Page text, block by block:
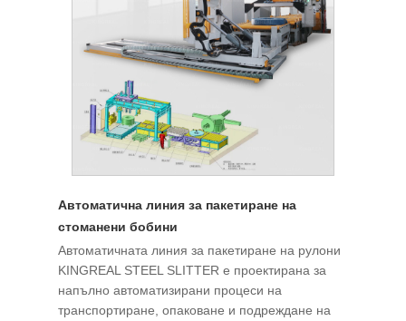
Автоматична линия за пакетиране на
стоманени бобини
Автоматичната линия за пакетиране на рулони
KINGREAL STEEL SLITTER е проектирана за
напълно автоматизирани процеси на
транспортиране, опаковане и подреждане на